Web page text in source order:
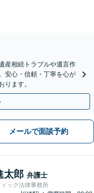
産相続トラブルや遺言作
安心・信頼・丁寧を心が
ります。
メールで面談予約
太郎 弁護士
ィック法律事務所